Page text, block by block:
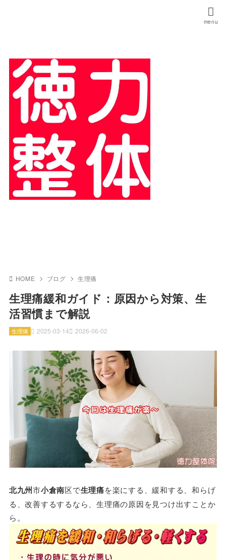
HOME ブログ 生理痛
生理痛緩和ガイド：原因から対策、生
活習慣まで解説
2025-03-14 2026-06-02
生理痛
北九州市小倉南区で生理痛を楽にする、緩和する、和らげ
る、改善するするなら、生理痛の原因を見つけ出すことか
ら。